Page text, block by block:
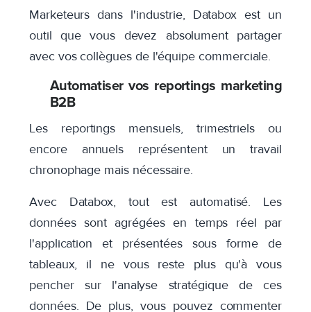
Marketeurs dans l'industrie, Databox est un
outil que vous devez absolument partager
avec vos collègues de l'équipe commerciale.
Automatiser vos reportings marketing
B2B
Les reportings mensuels, trimestriels ou
encore annuels représentent un travail
chronophage mais nécessaire.
Avec Databox, tout est automatisé. Les
données sont agrégées en temps réel par
l'application et présentées sous forme de
tableaux, il ne vous reste plus qu'à vous
pencher sur l'analyse stratégique de ces
données. De plus, vous pouvez commenter